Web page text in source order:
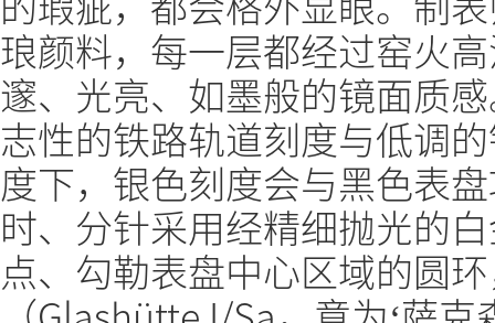
琅颜料，每一层都经过窑火
邃、光亮、如墨般的镜面质
志性的铁路轨道刻度与低调
度下，银色刻度会与黑色表
时、分针采用经精细抛光的
点、勾勒表盘中心区域的圆